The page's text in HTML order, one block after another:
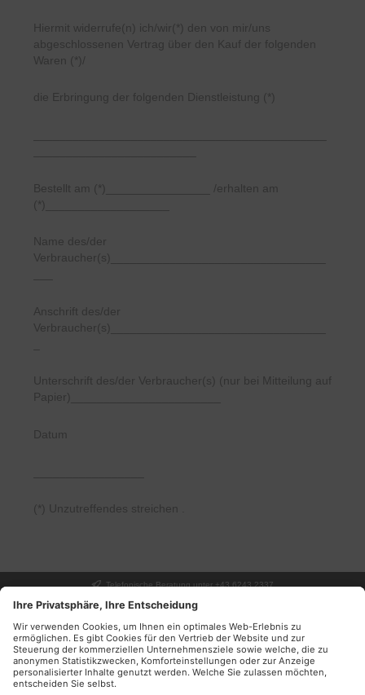
Hiermit widerrufe(n) ich/wir(*) den von mir/uns
abgeschlossenen Vertrag über den Kauf der folgenden
Waren (*)/
die Erbringung der folgenden Dienstleistung (*)
Bestellt am (*)________________ /erhalten am
(*)___________________
Name des/der
Verbraucher(s)_________________________________
Anschrift des/der
Verbraucher(s)_________________________________
Unterschrift des/der Verbraucher(s) (nur bei Mitteilung auf
Papier)_______________________
Datum
(*) Unzutreffendes streichen .
Telefonische Beratung unter +43 6243 2337
SERVICE
INFORMATIONEN
UNSER GESCHÄFT